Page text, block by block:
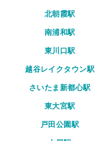
北朝霞駅
南浦和駅
東川口駅
越谷レイクタウン駅
さいたま新都心駅
東大宮駅
戸田公園駅